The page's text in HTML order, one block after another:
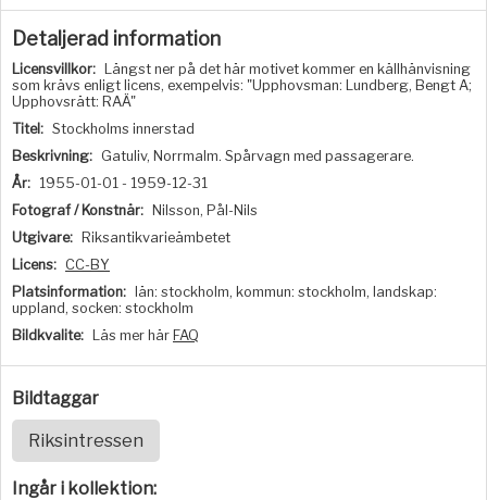
Detaljerad information
Licensvillkor:
Längst ner på det här motivet kommer en källhänvisning
som krävs enligt licens, exempelvis: "Upphovsman: Lundberg, Bengt A;
Upphovsrätt: RAÄ"
Titel: Stockholms innerstad
Beskrivning: Gatuliv, Norrmalm. Spårvagn med passagerare.
År: 1955-01-01 - 1959-12-31
Fotograf / Konstnär:
Nilsson, Pål-Nils
Utgivare:
Riksantikvarieämbetet
Licens: CC-BY
Platsinformation:
län: stockholm, kommun: stockholm, landskap:
uppland, socken: stockholm
Bildkvalite:
Läs mer här FAQ
Bildtaggar
Riksintressen
Ingår i kollektion: